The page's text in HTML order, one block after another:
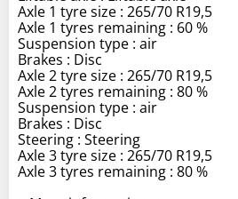
Axle 1 tyre size : 265/70 R19,5
Axle 1 tyres remaining : 60 %
Suspension type : air
Brakes : Disc
Axle 2 tyre size : 265/70 R19,5
Axle 2 tyres remaining : 80 %
Suspension type : air
Brakes : Disc
Steering : Steering
Axle 3 tyre size : 265/70 R19,5
Axle 3 tyres remaining : 80 %